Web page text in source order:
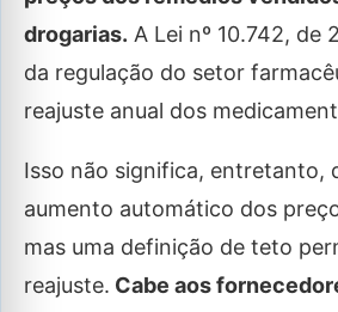
drogarias. A Lei nº 10.742, de
da regulação do setor
reajuste anual dos
Isso não significa, entretanto,
aumento automático dos
mas uma definição de teto
reajuste. Cabe aos